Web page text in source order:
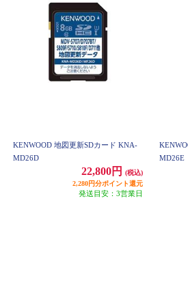
KENWOOD 地図更新SDカード KNA-
MD26D
22,800円
(税込)
2,280円分ポイント還元
発送目安：3営業日
MD26E